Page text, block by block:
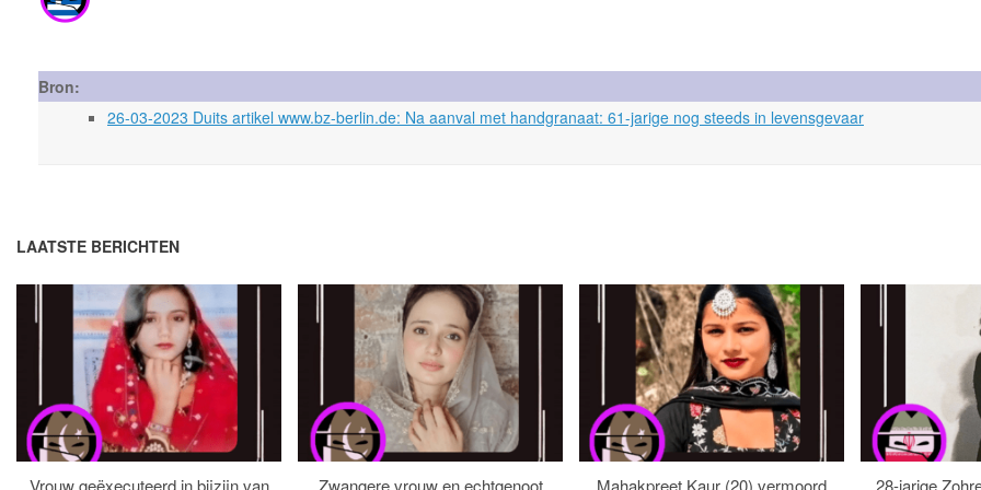
Bron:
26-03-2023 Duits artikel www.bz-berlin.de: Na aanval met handgranaat: 61-jarige nog steeds in levensgevaar
LAATSTE BERICHTEN
Vrouw geëxecuteerd in bijzijn van Zwangere vrouw en echtgenoot Mahakpreet Kaur (20) vermoord 28-jarige